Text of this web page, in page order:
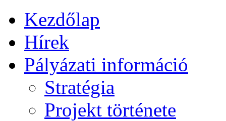
Kezdőlap
Hírek
Pályázati információ
Stratégia
Projekt története